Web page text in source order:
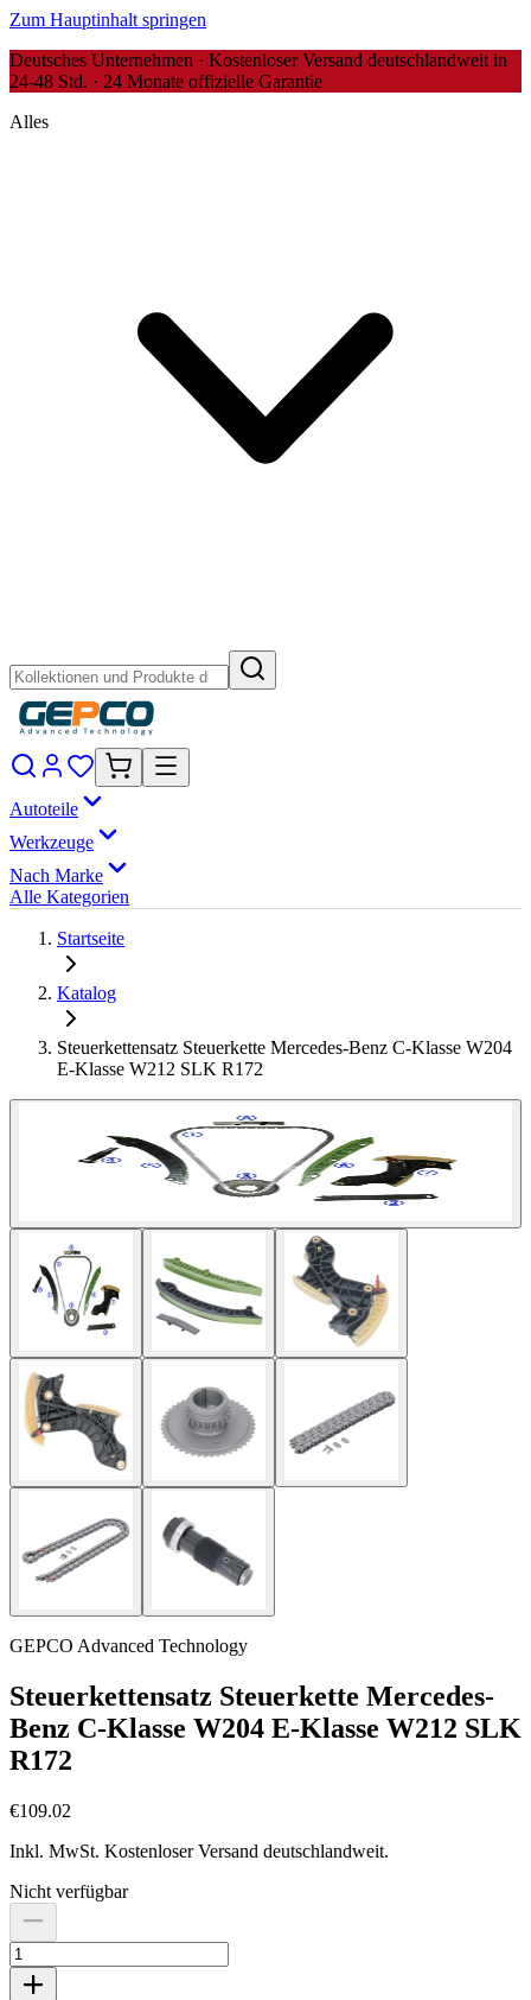
Zum Hauptinhalt springen
Deutsches Unternehmen · Kostenloser Versand deutschlandweit in
24-48 Std. · 24 Monate offizielle Garantie
Alles
Autoteile
Werkzeuge
Nach Marke
Alle Kategorien
Startseite
Katalog
Steuerkettensatz Steuerkette Mercedes-Benz C-Klasse W204
E-Klasse W212 SLK R172
GEPCO Advanced Technology
Steuerkettensatz Steuerkette Mercedes-
Benz C-Klasse W204 E-Klasse W212 SLK
R172
€109.02
Inkl. MwSt. Kostenloser Versand deutschlandweit.
Nicht verfügbar